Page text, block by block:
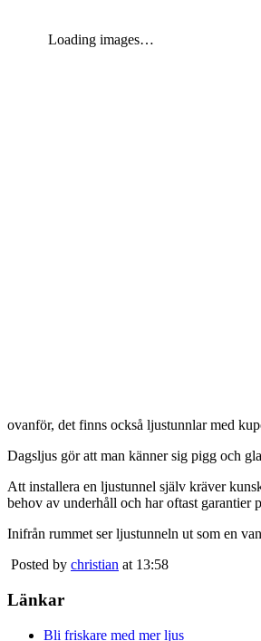
Loading images…
ovanför, det finns också ljustunnlar med
Dagsljus gör att man känner sig pigg och
Att installera en ljustunnel själv kräver
behov av underhåll och har oftast garantier
Inifrån rummet ser ljustunneln ut som en
Posted by christian at 13:58
Länkar
Bli friskare med mer ljus